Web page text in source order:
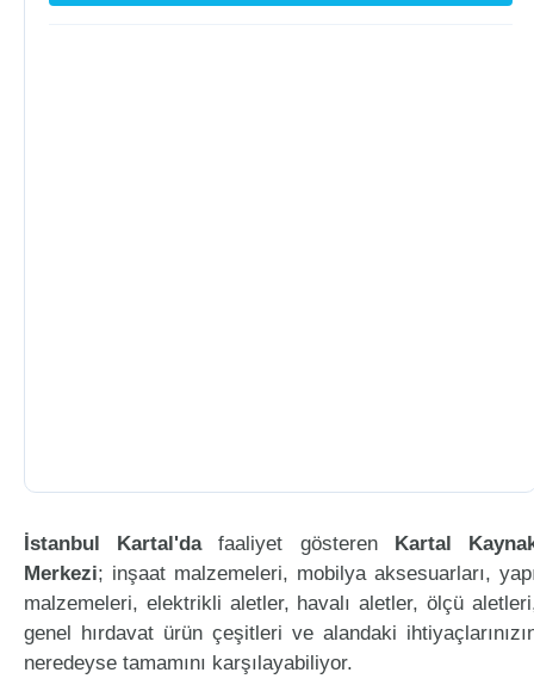
İstanbul Kartal'dafaaliyet gösteren Kartal
Merkezi; inşaat malzemeleri, mobilya aksesuarları,
malzemeleri, elektrikli aletler, havalı aletler, ölçü
genel hırdavat ürün çeşitleri ve alandaki
neredeyse tamamını karşılayabiliyor.